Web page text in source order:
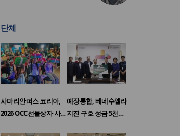
단체
사마리안퍼스 코리아,
2026 OCC선물상자 사…
예장통합, 베네수엘라
지진 구호 성금 5천…